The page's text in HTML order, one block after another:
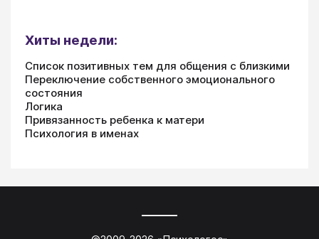
Хиты недели:
Список позитивных тем для общения с близкими
Переключение собственного эмоционального
состояния
Логика
Привязанность ребенка к матери
Психология в именах